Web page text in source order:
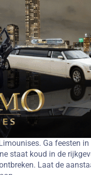
Ga feesten
staat koud in de
Laat de